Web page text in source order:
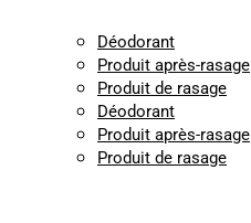
Déodorant
Produit après-rasage
Produit de rasage
Déodorant
Produit après-rasage
Produit de rasage